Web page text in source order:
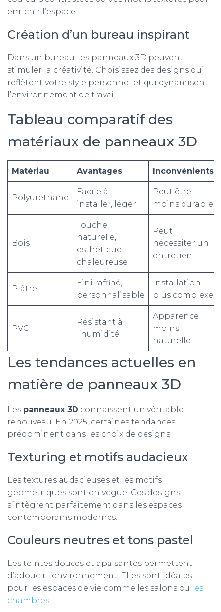
enrichir l’espace.
Création d’un bureau inspirant
Dans un bureau, les panneaux 3D peuvent
stimuler la créativité. Choisissez des designs qui
reflètent votre style personnel et qui dynamisent
l’environnement de travail.
Tableau comparatif des
matériaux de panneaux 3D
Matériau Avantages Inconvénients
Polyuréthane
Facile à
installer, léger
Peut être
moins durable
Bois
Touche
naturelle,
esthétique
chaleureuse
Peut
nécessiter un
entretien
Plâtre
Fini raffiné,
personnalisable
Installation
plus complexe
PVC
Résistant à
l’humidité
Apparence
moins
naturelle
Les tendances actuelles en
matière de panneaux 3D
Les panneaux 3D connaissent un véritable
renouveau. En 2025, certaines tendances
prédominent dans les choix de designs :
Texturing et motifs audacieux
Les textures audacieuses et les motifs
géométriques sont en vogue. Ces designs
s’intègrent parfaitement dans les espaces
contemporains modernes.
Couleurs neutres et tons pastel
Les teintes douces et apaisantes permettent
d’adoucir l’environnement. Elles sont idéales
pour les espaces de vie comme les salons ou
les
chambres.